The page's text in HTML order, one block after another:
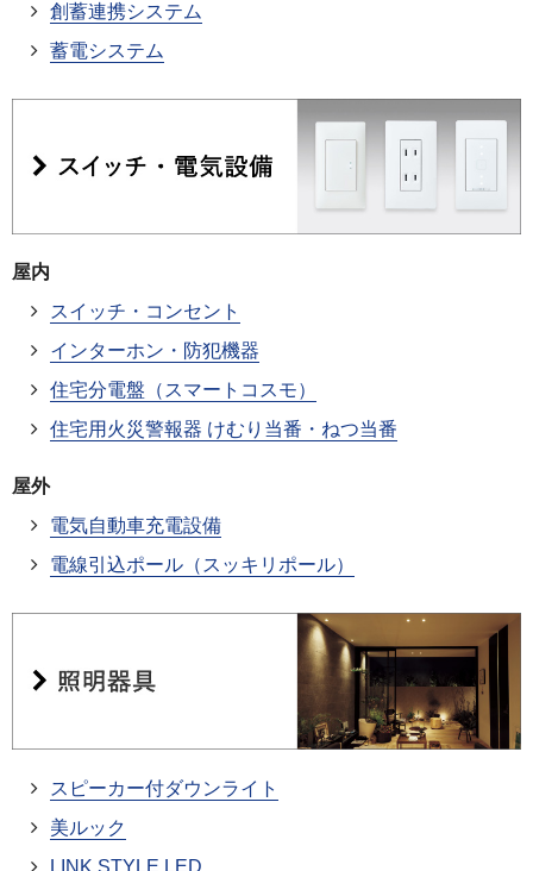
創蓄連携システム
蓄電システム
屋内
スイッチ・コンセント
インターホン・防犯機器
住宅分電盤（スマートコスモ）
住宅用火災警報器 けむり当番・ねつ当番
屋外
電気自動車充電設備
電線引込ポール（スッキリポール）
スピーカー付ダウンライト
美ルック
LINK STYLE LED